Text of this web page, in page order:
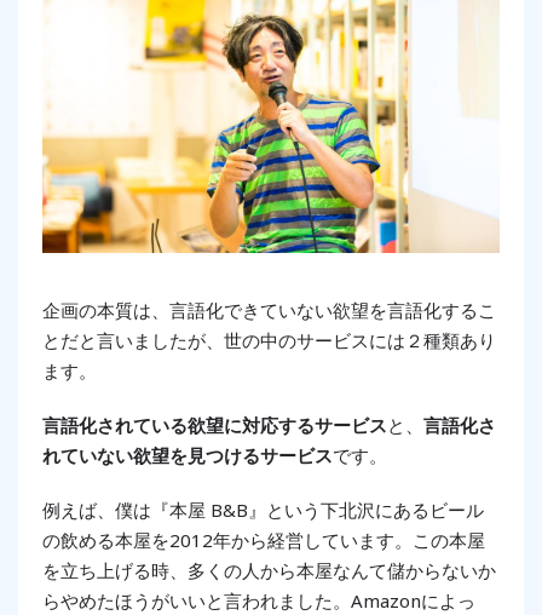
企画の本質は、言語化できていない欲望を言語化するこ
とだと言いましたが、世の中のサービスには２種類あり
ます。
言語化されている欲望に対応するサービスと、 言語化さ
れていない欲望を見つけるサービスです。
例えば、僕は『本屋 B&B』という下北沢にあるビール
の飲める本屋を2012年から経営しています。この本屋
を立ち上げる時、多くの人から本屋なんて儲からないか
らやめたほうがいいと言われました。Amazonによっ